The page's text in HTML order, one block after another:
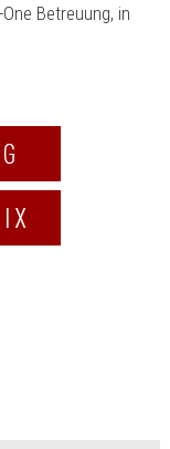
Betreuung, in